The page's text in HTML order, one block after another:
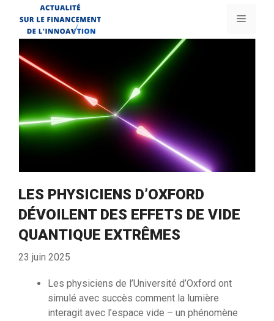
contenu
Menu
LES PHYSICIENS D’OXFORD
DÉVOILENT DES EFFETS DE VIDE
QUANTIQUE EXTRÊMES
23 juin 2025
Les physiciens de l’Université d’Oxford ont
simulé avec succès comment la lumière
interagit avec l’espace vide – un phénomène